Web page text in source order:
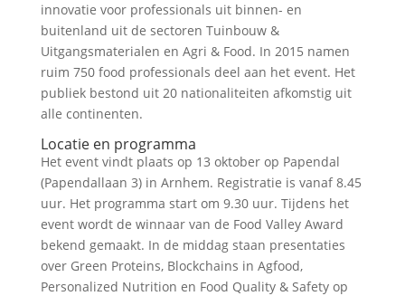
innovatie voor professionals uit binnen- en
buitenland uit de sectoren Tuinbouw &
Uitgangsmaterialen en Agri & Food. In 2015 namen
ruim 750 food professionals deel aan het event. Het
publiek bestond uit 20 nationaliteiten afkomstig uit
alle continenten.
Locatie en programma
Het event vindt plaats op 13 oktober op Papendal
(Papendallaan 3) in Arnhem. Registratie is vanaf 8.45
uur. Het programma start om 9.30 uur. Tijdens het
event wordt de winnaar van de Food Valley Award
bekend gemaakt. In de middag staan presentaties
over Green Proteins, Blockchains in Agfood,
Personalized Nutrition en Food Quality & Safety op